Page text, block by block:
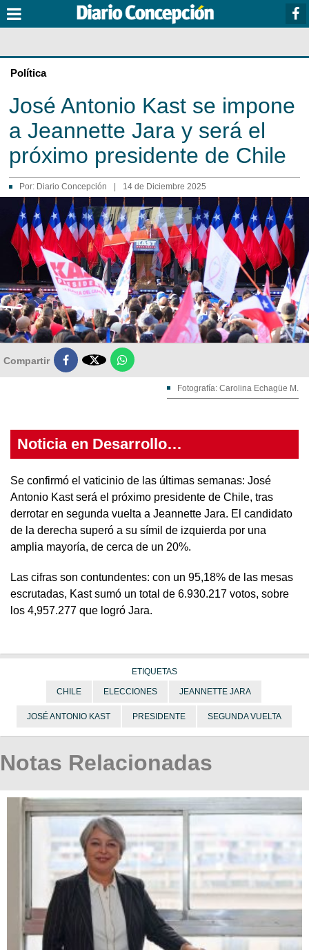
Política
José Antonio Kast se impone
a Jeannette Jara y será el
próximo presidente de Chile
Por: Diario Concepción 14 de Diciembre 2025
Compartir 
Fotografía: Carolina Echagüe M.
Noticia en Desarrollo…
Se confirmó el vaticinio de las últimas semanas: José
Antonio Kast será el próximo presidente de Chile, tras
derrotar en segunda vuelta a Jeannette Jara. El candidato
de la derecha superó a su símil de izquierda por una
amplia mayoría, de cerca de un 20%.
Las cifras son contundentes: con un 95,18% de las mesas
escrutadas, Kast sumó un total de 6.930.217 votos, sobre
los 4,957.277 que logró Jara.
ETIQUETAS
CHILE ELECCIONES JEANNETTE JARA
JOSÉ ANTONIO KAST PRESIDENTE SEGUNDA VUELTA
Notas Relacionadas